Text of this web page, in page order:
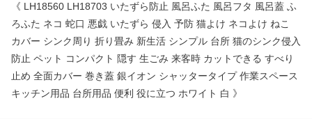
《 LH18560 LH18703 いたずら防止 風呂ふた 風呂フタ 風呂蓋 ふ
ろふた ネコ 蛇口 悪戯 いたずら 侵入 予防 猫よけ ネコよけ ねこ
カバー シンク周り 折り畳み 新生活 シンプル 台所 猫のシンク侵入
防止 ペット コンパクト 隠す 生ごみ 来客時 カットできる すべり
止め 全面カバー 巻き蓋 銀イオン シャッタータイプ 作業スペース
キッチン用品 台所用品 便利 役に立つ ホワイト 白 》